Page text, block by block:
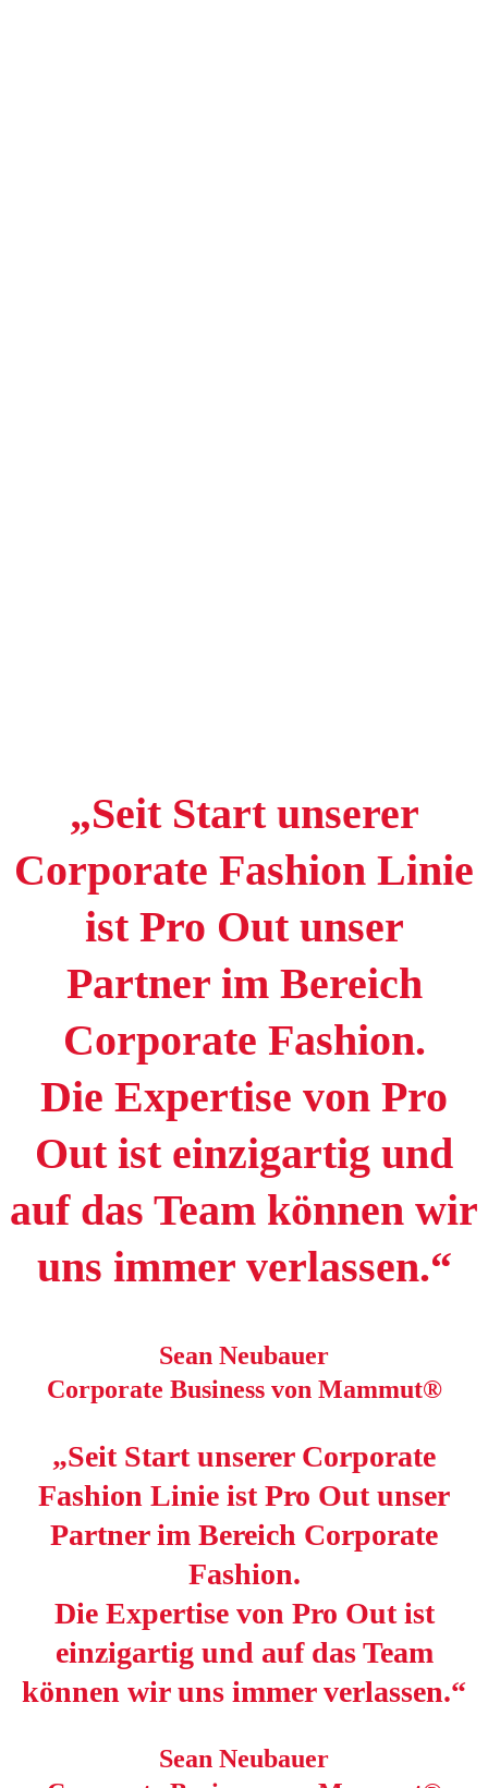
„Seit Start unserer
Corporate Fashion Linie
ist Pro Out unser
Partner im Bereich
Corporate Fashion.
Die Expertise von Pro
Out ist einzigartig und
auf das Team können wir
uns immer verlassen.“
Sean Neubauer
Corporate Business von Mammut®
„Seit Start unserer Corporate
Fashion Linie ist Pro Out unser
Partner im Bereich Corporate
Fashion.
Die Expertise von Pro Out ist
einzigartig und auf das Team
können wir uns immer verlassen.“
Sean Neubauer